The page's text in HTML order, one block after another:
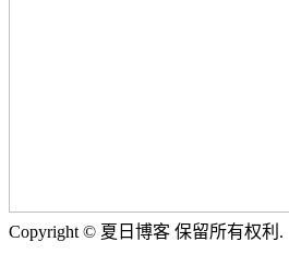
Copyright © 夏日博客 保留所有权利.